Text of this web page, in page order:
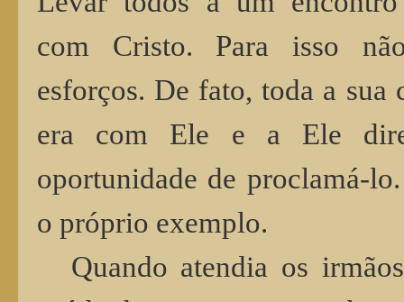
com Cristo. Para isso
esforços. De fato, toda a sua
era com Ele e a Ele
oportunidade de proclamá-
o próprio exemplo.
Quando atendia os